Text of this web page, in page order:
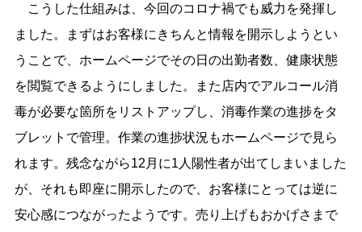
こうした仕組みは、今回のコロナ禍でも威力を発揮し
ました。まずはお客様にきちんと情報を開示しようとい
うことで、ホームページでその日の出勤者数、健康状態
を閲覧できるようにしました。また店内でアルコール消
毒が必要な箇所をリストアップし、消毒作業の進捗をタ
ブレットで管理。作業の進捗状況もホームページで見ら
れます。残念ながら12月に1人陽性者が出てしまいました
が、それも即座に開示したので、お客様にとっては逆に
安心感につながったようです。売り上げもおかげさまで